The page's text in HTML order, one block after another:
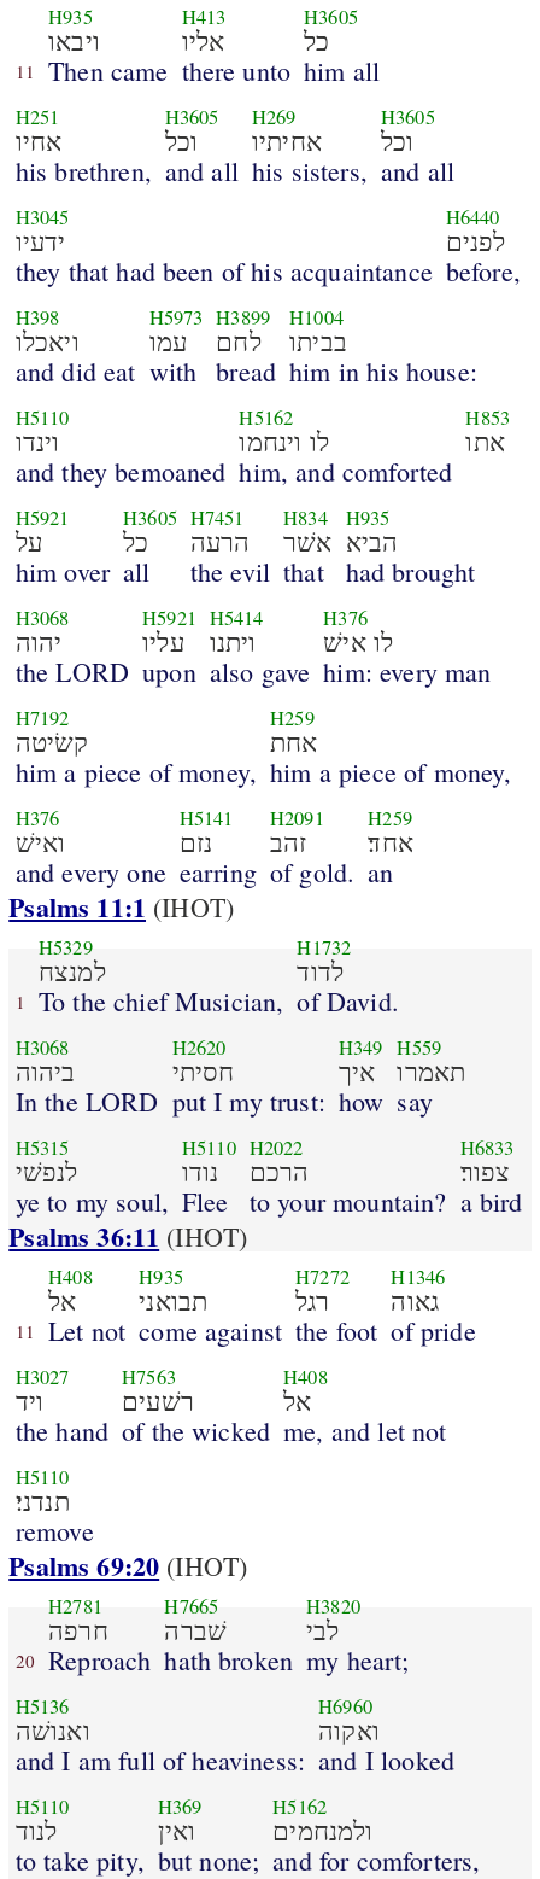
11
H935
ויבאו
Then came
H413
אליו
there unto
H3605
כל
him all
H251
אחיו
his brethren,
H3605
וכל
and all
H269
אחיתיו
his sisters,
H3605
וכל
and all
H3045
ידעיו
they that had been of his acquaintance
H6440
לפנים
before,
H398
ויאכלו
and did eat
H5973
עמו
with
H3899
לחם
bread
H1004
בביתו
him in his house:
H5110
וינדו
and they bemoaned
H5162
לו וינחמו
him, and comforted
H853
אתו
H5921
על
him over
H3605
כל
all
H7451
הרעה
the evil
H834
אשׁר
that
H935
הביא
had brought
H3068
יהוה
the LORD
H5921
עליו
upon
H5414
ויתנו
also gave
H376
לו אישׁ
him: every man
H7192
קשׂיטה
him a piece of money,
H259
אחת
him a piece of money,
H376
ואישׁ
and every one
H5141
נזם
earring
H2091
זהב
of gold.
H259
אחד׃
an
Psalms 11:1 (IHOT)
1
H5329
למנצח
To the chief Musician,
H1732
לדוד
of David.
H3068
ביהוה
In the LORD
H2620
חסיתי
put I my trust:
H349
איך
how
H559
תאמרו
say
H5315
לנפשׁי
ye to my soul,
H5110
נודו
Flee
H2022
הרכם
to your mountain?
H6833
צפור׃
a bird
Psalms 36:11 (IHOT)
11
H408
אל
Let not
H935
תבואני
come against
H7272
רגל
the foot
H1346
גאוה
of pride
H3027
ויד
the hand
H7563
רשׁעים
of the wicked
H408
אל
me, and let not
H5110
תנדני׃
remove
Psalms 69:20 (IHOT)
20
H2781
חרפה
Reproach
H7665
שׁברה
hath broken
H3820
לבי
my heart;
H5136
ואנושׁה
and I am full of heaviness:
H6960
ואקוה
and I looked
H5110
לנוד
to take pity,
H369
ואין
but none;
H5162
ולמנחמים
and for comforters,